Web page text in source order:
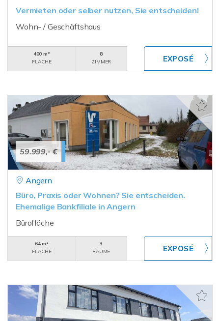
Vermieten oder selber nutzen, Sie entscheiden!
Wohn- / Geschäftshaus
400 m²
FLÄCHE
8
ZIMMER
59.999,- €
Angern
Büro, Praxis oder Wohnen? Sie entscheiden.
Ehemalige Bankfiliale in Angern
Bürofläche
64 m²
FLÄCHE
3
RÄUME